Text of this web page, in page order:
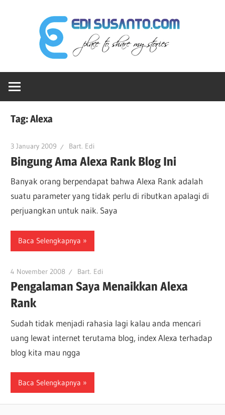
ku
Cerita
Tag:Alexa
3 January 2009 Bart. Edi
Bingung Ama Alexa Rank Blog Ini
Banyak orang berpendapat bahwa Alexa Rank adalah
suatu parameter yang tidak perlu di ributkan apalagi di
perjuangkan untuk naik. Saya
Baca Selengkapnya
4 November 2008 Bart. Edi
Pengalaman Saya Menaikkan Alexa
Rank
Sudah tidak menjadi rahasia lagi kalau anda mencari
uang lewat internet terutama blog, index Alexa terhadap
blog kita mau ngga
Baca Selengkapnya